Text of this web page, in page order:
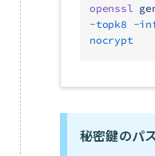
openssl
-topk8 -
nocrypt
秘密鍵のパ